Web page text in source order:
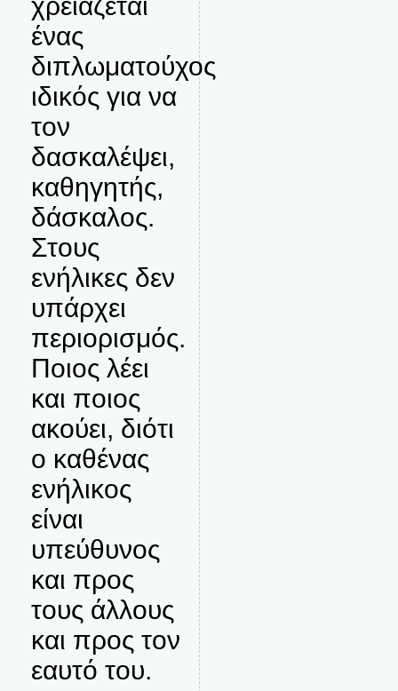
ένας
διπλωματούχος
ιδικός για να
τον
δασκαλέψει,
καθηγητής,
δάσκαλος.
Στους
ενήλικες δεν
υπάρχει
περιορισμός.
Ποιος λέει
και ποιος
ακούει, διότι
ο καθένας
ενήλικος
είναι
υπεύθυνος
και προς
τους άλλους
και προς τον
εαυτό του.